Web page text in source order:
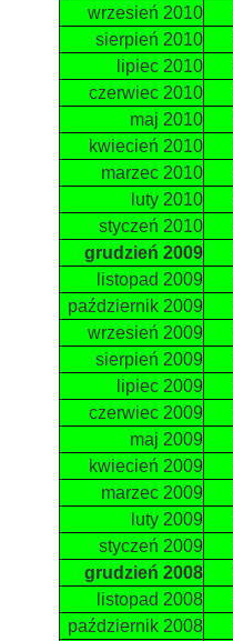
wrzesień 2010
sierpień 2010
lipiec 2010
czerwiec 2010
maj 2010
kwiecień 2010
marzec 2010
luty 2010
styczeń 2010
grudzień 2009
listopad 2009
październik 2009
wrzesień 2009
sierpień 2009
lipiec 2009
czerwiec 2009
maj 2009
kwiecień 2009
marzec 2009
luty 2009
styczeń 2009
grudzień 2008
listopad 2008
październik 2008